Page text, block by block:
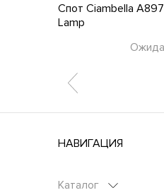
Спот Ciambella
Lamp
НАВИГАЦИЯ
Каталог